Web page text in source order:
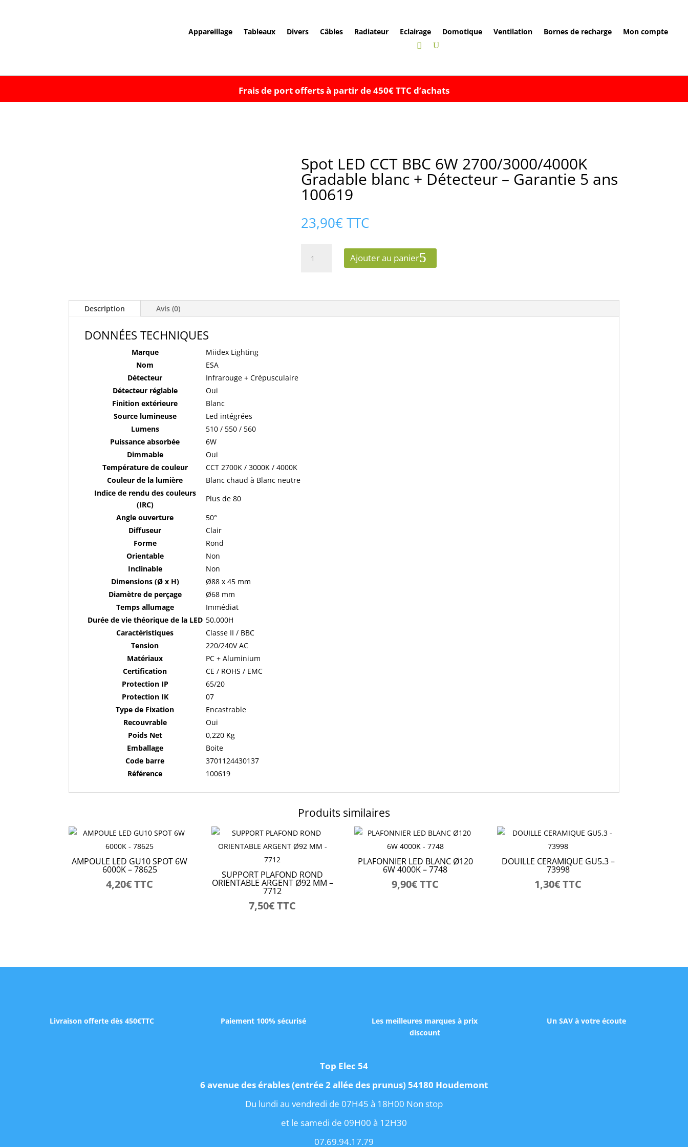
Appareillage Tableaux Divers Câbles Radiateur Eclairage Domotique Ventilation Bornes de recharge Mon compte
Frais de port offerts à partir de 450€ TTC d’achats
Spot LED CCT BBC 6W 2700/3000/4000K
Gradable blanc + Détecteur – Garantie 5 ans
100619
23,90€TTC
Ajouter au panier
Description Avis (0)
DONNÉES TECHNIQUES
Marque
Miidex Lighting
Nom
ESA
Détecteur
Infrarouge + Crépusculaire
Détecteur réglable
Oui
Finition extérieure
Blanc
Source lumineuse
Led intégrées
Lumens
510 / 550 / 560
Puissance absorbée
6W
Dimmable
Oui
Température de couleur
CCT 2700K / 3000K / 4000K
Couleur de la lumière
Blanc chaud à Blanc neutre
Indice de rendu des couleurs
(IRC)
Plus de 80
Angle ouverture
50°
Diffuseur
Clair
Forme
Rond
Orientable
Non
Inclinable
Non
Dimensions (Ø x H)
Ø88 x 45 mm
Diamètre de perçage
Ø68 mm
Temps allumage
Immédiat
Durée de vie théorique de la LED 50.000H
Caractéristiques
Classe II / BBC
Tension
220/240V AC
Matériaux
PC + Aluminium
Certification
CE / ROHS / EMC
Protection IP
65/20
Protection IK
07
Type de Fixation
Encastrable
Recouvrable
Oui
Poids Net
0,220 Kg
Emballage
Boite
Code barre
3701124430137
Référence
100619
Produits similaires
AMPOULE LED GU10 SPOT 6W
6000K – 78625
4,20€ TTC
SUPPORT PLAFOND ROND
ORIENTABLE ARGENT Ø92 MM –
7712
7,50€ TTC
PLAFONNIER LED BLANC Ø120
6W 4000K – 7748
9,90€ TTC
DOUILLE CERAMIQUE GU5.3 –
73998
1,30€ TTC
Livraison offerte dès 450€TTC Paiement 100% sécurisé
Les meilleures marques à prix
discount
Un SAV à votre écoute
Top Elec 54
6 avenue des érables (entrée 2 allée des prunus) 54180 Houdemont
Du lundi au vendredi de 07H45 à 18H00 Non stop
et le samedi de 09H00 à 12H30
07.69.94.17.79